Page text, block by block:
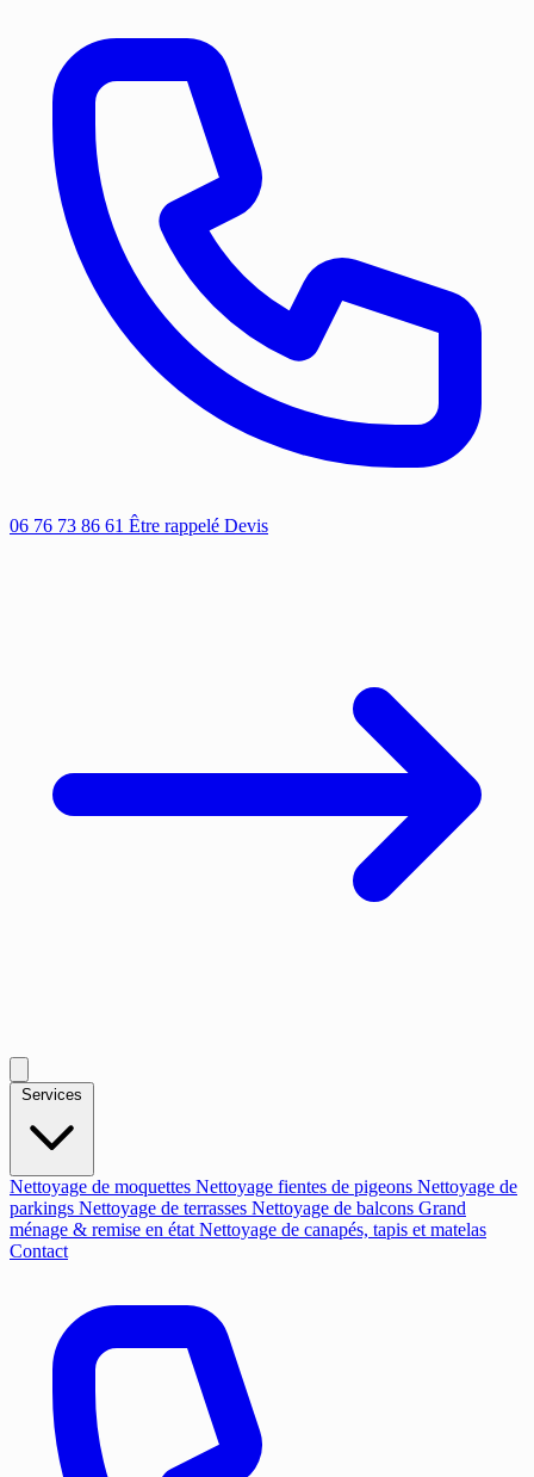
06 76 73 86 61 Être rappelé Devis
Nettoyage de moquettes Nettoyage fientes de pigeons Nettoyage de
parkings Nettoyage de terrasses Nettoyage de balcons Grand
ménage & remise en état Nettoyage de canapés, tapis et matelas
Contact